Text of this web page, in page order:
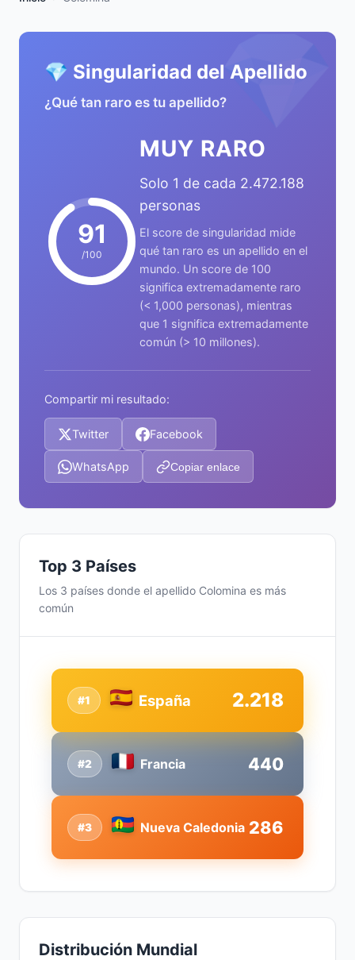
💎
💎 Singularidad del Apellido
¿Qué tan raro es tu apellido?
91
/100
MUY RARO
Solo 1 de cada 2.472.188
personas
El score de singularidad mide
qué tan raro es un apellido en el
mundo. Un score de 100
significa extremadamente raro
(< 1,000 personas), mientras
que 1 significa extremadamente
común (> 10 millones).
Compartir mi resultado:
Twitter Facebook
WhatsApp Copiar enlace
Top 3 Países
Los 3 países donde el apellido Colomina es más
común
#2 Francia 440
#1 España 2.218
#3 Nueva Caledonia 286
Distribución Mundial